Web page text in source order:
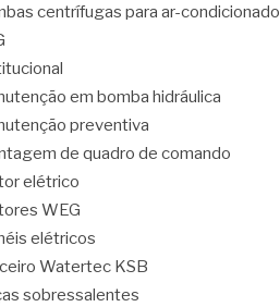
centrífugas para ar-condicionado
em bomba hidráulica
preventiva
de quadro de comando
elétrico
WEG
elétricos
Watertec KSB
sobressalentes